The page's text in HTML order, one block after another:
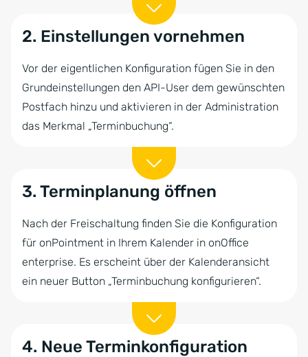
2. Einstellungen vornehmen
Vor der eigentlichen Konfiguration fügen Sie in den
Grundeinstellungen den API-User dem gewünschten
Postfach hinzu und aktivieren in der Administration
das Merkmal „Terminbuchung“.
3. Terminplanung öffnen
Nach der Freischaltung finden Sie die Konfiguration
für onPointment in Ihrem Kalender in onOffice
enterprise. Es erscheint über der Kalenderansicht
ein neuer Button „Terminbuchung konfigurieren“.
4. Neue Terminkonfiguration